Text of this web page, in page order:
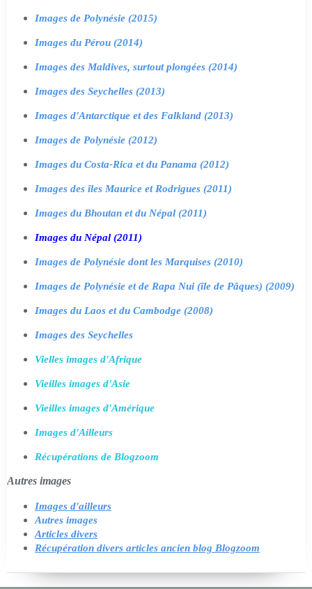
Images de Polynésie (2015)
Images du Pérou (2014)
Images des Maldives, surtout plongées (2014)
Images des Seychelles (2013)
Images d'Antarctique et des Falkland (2013)
Images de Polynésie (2012)
Images du Costa-Rica et du Panama (2012)
Images des îles Maurice et Rodrigues (2011)
Images du Bhoutan et du Népal (2011)
Images du Népal (2011)
Images de Polynésie dont les Marquises (2010)
Images de Polynésie et de Rapa Nui (île de Pâques) (2009)
Images du Laos et du Cambodge (2008)
Images des Seychelles
Vielles images d'Afrique
Vieilles images d'Asie
Vieilles images d'Amérique
Images d'Ailleurs
Récupérations de Blogzoom
Autres images
Images d'ailleurs
Autres images
Articles divers
Récupération divers articles ancien blog Blogzoom